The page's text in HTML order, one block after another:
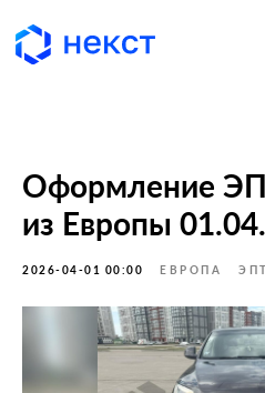
Оформление
из Европы
2026-04-01 00:00 ЕВРОПА